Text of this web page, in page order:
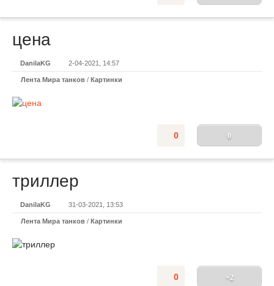
цена
DanilaKG 2-04-2021, 14:57
Лента Мира танков / Картинки
0
0
триллер
DanilaKG 31-03-2021, 13:53
Лента Мира танков / Картинки
+2
0